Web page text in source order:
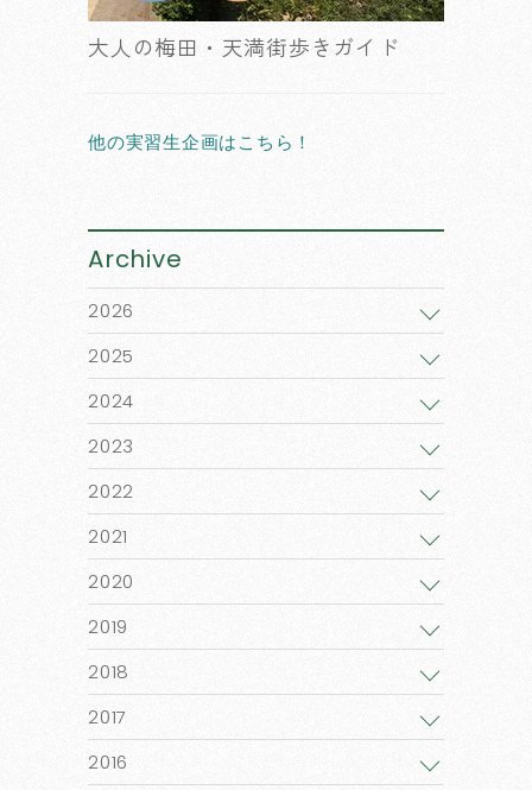
大人の梅田・天満街歩きガイド
他の実習生企画はこちら！
Archive
2026
2025
2024
2023
2022
2021
2020
2019
2018
2017
2016